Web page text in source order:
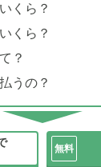
くら？
くら？
？
うの？
無料